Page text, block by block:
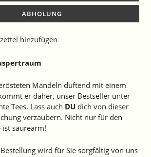
ABHOLUNG
hinzufügen
Mandeln duftend mit einem
er daher, unser Bestseller unter
Tees. Lass auch DU dich von dieser
verzaubern. Nicht nur für den
ist säurearm!
wird für Sie sorgfältig von uns